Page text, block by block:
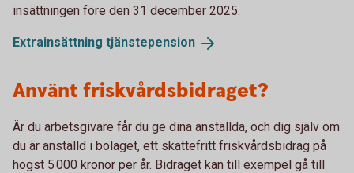
insättningen före den 31 december 2025.
Extrainsättning tjänstepension
Använt friskvårdsbidraget?
Är du arbetsgivare får du ge dina anställda, och dig själv om
du är anställd i bolaget, ett skattefritt friskvårdsbidrag på
högst 5 000 kronor per år. Bidraget kan till exempel gå till